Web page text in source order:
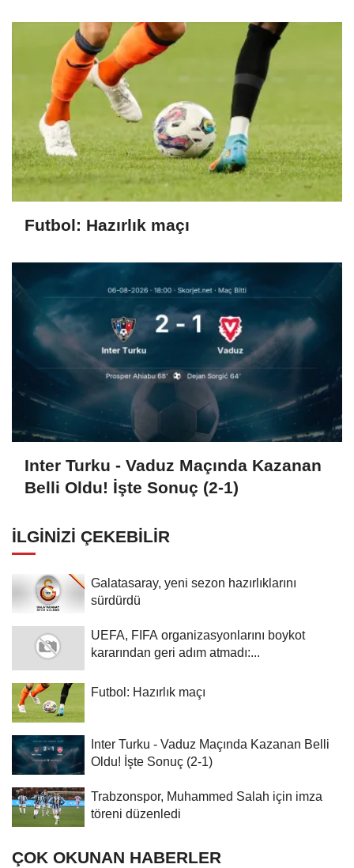
Futbol: Hazırlık maçı
Inter Turku - Vaduz Maçında Kazanan
Belli Oldu! İşte Sonuç (2-1)
İLGINIZI ÇEKEBILIR
Galatasaray, yeni sezon hazırlıklarını
sürdürdü
UEFA, FIFA organizasyonlarını boykot
kararından geri adım atmadı:...
Futbol: Hazırlık maçı
Inter Turku - Vaduz Maçında Kazanan Belli
Oldu! İşte Sonuç (2-1)
Trabzonspor, Muhammed Salah için imza
töreni düzenledi
ÇOK OKUNAN HABERLER